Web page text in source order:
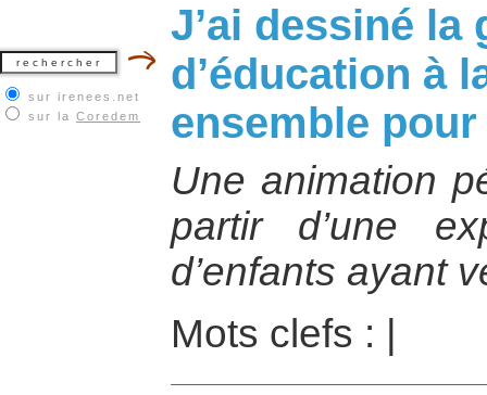
sur irenees.net
sur la Coredem
J’ai dessiné
d’éducation à
ensemble
Une animation
partir d’une
d’enfants ayant
Mots clefs :